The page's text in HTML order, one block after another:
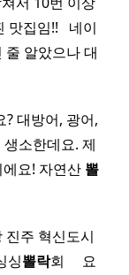
맛집임!! ​ ​ 네이
알았으나 대
대방어, 광어,
소한데요. 제
요! 자연산 뽈
진주 혁신도시
싱뽈락회 ​ ​ ​ ​ 요